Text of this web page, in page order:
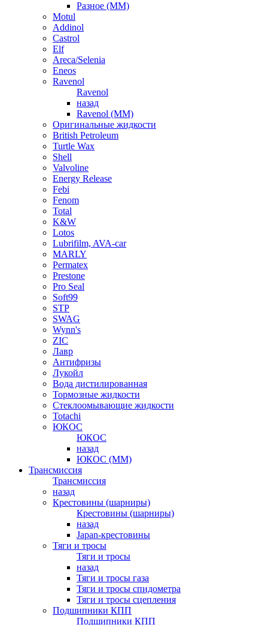
Разное (ММ)
Motul
Addinol
Castrol
Elf
Areca/Selenia
Eneos
Ravenol
Ravenol
назад
Ravenol (ММ)
Оригинальные жидкости
British Petroleum
Turtle Wax
Shell
Valvoline
Energy Release
Febi
Fenom
Total
K&W
Lotos
Lubrifilm, AVA-car
MARLY
Permatex
Prestone
Pro Seal
Soft99
STP
SWAG
Wynn's
ZIC
Лавр
Антифризы
Лукойл
Вода дистилированная
Тормозные жидкости
Стеклоомывающие жидкости
Totachi
ЮКОС
ЮКОС
назад
ЮКОС (ММ)
Трансмиссия
Трансмиссия
назад
Крестовины (шарниры)
Крестовины (шарниры)
назад
Japan-крестовины
Тяги и тросы
Тяги и тросы
назад
Тяги и тросы газа
Тяги и тросы спидометра
Тяги и тросы сцепления
Подшипники КПП
Подшипники КПП